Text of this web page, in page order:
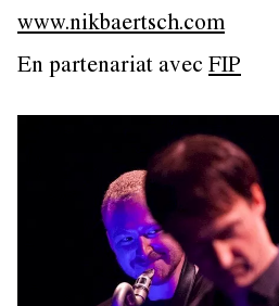
www.nikbaertsch.com
En partenariat avec FIP